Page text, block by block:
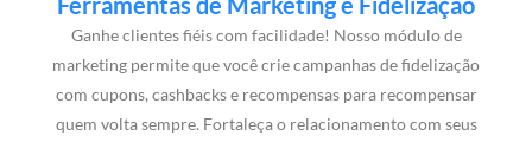
Ganhe clientes fiéis com facilidade! Nosso módulo de
marketing permite que você crie campanhas de fidelização
com cupons, cashbacks e recompensas para recompensar
quem volta sempre. Fortaleça o relacionamento com seus